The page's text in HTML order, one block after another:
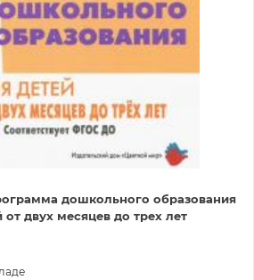
дошкольного образования
от двух месяцев до трех лет